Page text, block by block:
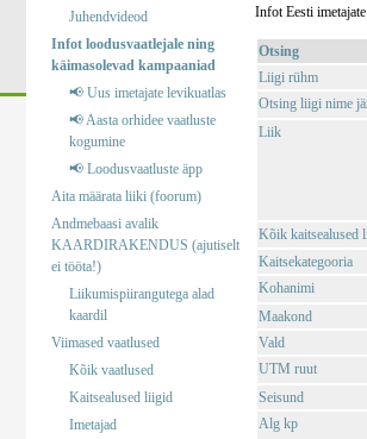
Juhendvideod
Infot loodusvaatlejale ning
käimasolevad kampaaniad
📢 Uus imetajate levikuatlas
📢 Aasta orhidee vaatluste
kogumine
📢 Loodusvaatluste äpp
Aita määrata liiki (foorum)
Andmebaasi avalik
KAARDIRAKENDUS (ajutiselt
ei tööta!)
Liikumispiirangutega alad
kaardil
Viimased vaatlused
Kõik vaatlused
Kaitsealused liigid
Imetajad
Infot Eesti
Otsing
Liigi rühm
Otsing liigi nime
Liik
Kõik kaitsealused
Kaitsekategooria
Kohanimi
Maakond
Vald
UTM ruut
Seisund
Alg kp